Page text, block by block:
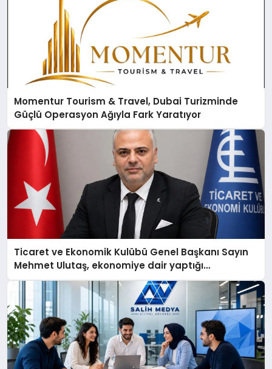
Momentur Tourism & Travel, Dubai Turizminde
Güçlü Operasyon Ağıyla Fark Yaratıyor
Ticaret ve Ekonomik Kulübü Genel Başkanı Sayın
Mehmet Ulutaş, ekonomiye dair yaptığı
açıklamada şunları kaydetti: